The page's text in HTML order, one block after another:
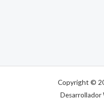
Copyright ©
Desarrollador